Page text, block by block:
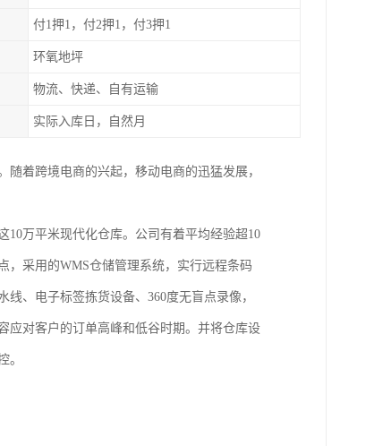
付1押1，付2押1，付3押1
环氧地坪
物流、快递、自有运输
实际入库日，自然月
着跨境电商的兴起，移动电商的迅猛发展，
10万平米现代化仓库。公司有着平均经验超10
，采用的WMS仓储管理系统，实行远程条码
、电子标签拣货设备、360度无盲点录像，
应对客户的订单高峰和低谷时期。并将仓库设
。